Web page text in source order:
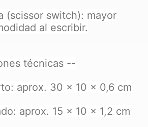
(scissor switch): mayor
al escribir.
técnicas --
aprox. 30 x 10 x 0,6 cm
aprox. 15 x 10 x 1,2 cm